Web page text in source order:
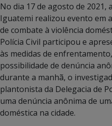
No dia 17 de agosto de 2021,
Iguatemi realizou evento em
de combate à violência
Polícia Civil participou e
às medidas de
possibilidade de denúncia
durante a manhã, o
plantonista da Delegacia de
uma denúncia anônima de
doméstica na cidade.